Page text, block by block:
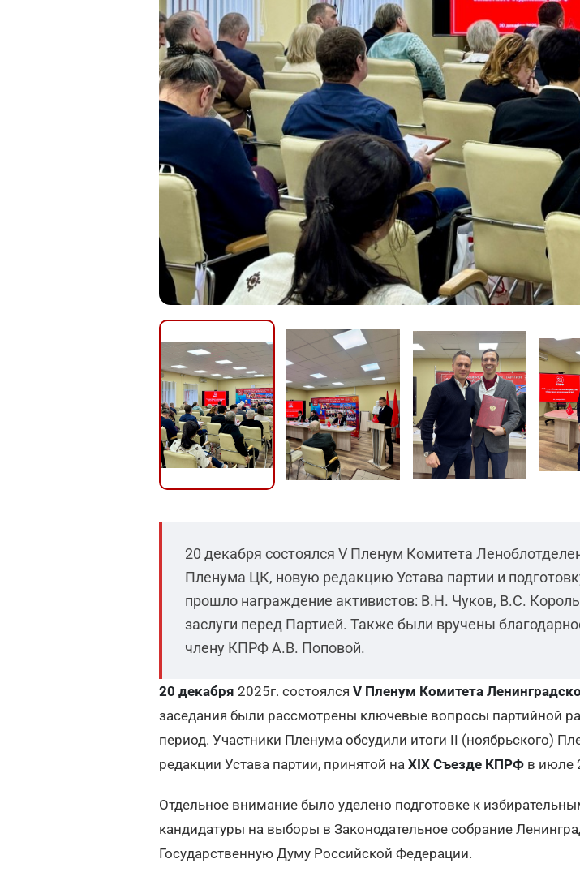
20 декабря состоялся V Пленум Комитета
Пленума ЦК, новую редакцию Устава партии и
прошло награждение активистов: В.Н. Чуков, В.С.
заслуги перед Партией. Также были вручены
члену КПРФ А.В. Поповой.
20 декабря 2025г. состоялся V Пленум Комитета
заседания были рассмотрены ключевые вопросы партийной
период. Участники Пленума обсудили итоги II (ноябрьского)
редакции Устава партии, принятой на XIX Съезде КПРФ в июле
Отдельное внимание было уделено подготовке к
кандидатуры на выборы в Законодательное собрание
Государственную Думу Российской Федерации.